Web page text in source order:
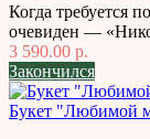
Когда требуется
очевиден —
3 590.00 р.
Закончился
Букет "Любимой